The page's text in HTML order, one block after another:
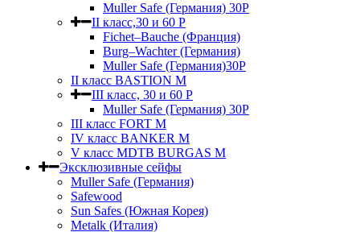
Muller Safe (Германия) 30Р
II класс,30 и 60 P
Fichet–Bauche (Франция)
Burg–Wachter (Германия)
Muller Safe (Германия)30P
II класс BASTION M
III класс, 30 и 60 P
Muller Safe (Германия) 30Р
III класс FORT M
IV класс BANKER M
V класс МDTB BURGAS M
Эксклюзивные сейфы
Muller Safe (Германия)
Safewood
Sun Safes (Южная Корея)
Metalk (Италия)